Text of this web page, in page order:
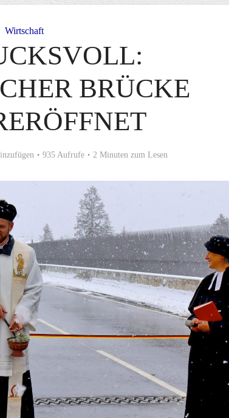
Wirtschaft
BRÜCKE
935 Aufrufe 2 Minuten zum Lesen